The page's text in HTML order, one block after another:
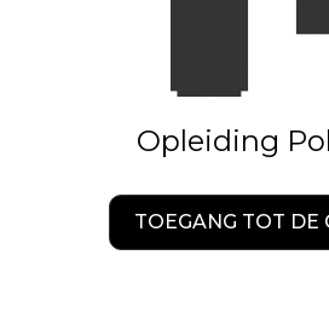
Opleiding
TOEGANG TOT DE